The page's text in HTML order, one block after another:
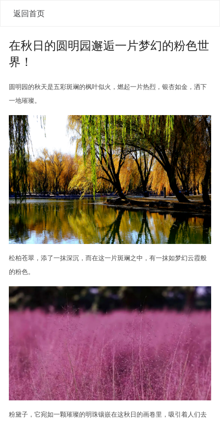
返回首页
在秋日的圆明园邂逅一片梦幻的粉色世
界！
圆明园的秋天是五彩斑斓的枫叶似火，燃起一片热烈，银杏如金，洒下
一地璀璨。
松柏苍翠，添了一抹深沉，而在这一片斑斓之中，有一抹如梦幻云霞般
的粉色。
粉黛子，它宛如一颗璀璨的明珠镶嵌在这秋日的画卷里，吸引着人们去